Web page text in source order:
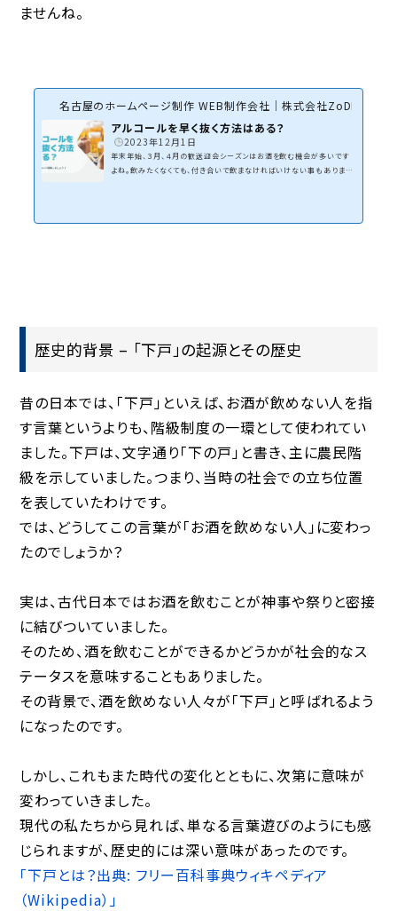
ませんね。
名古屋のホームページ制作 WEB制作会社｜株式会社ZoDDo
アルコールを早く抜く方法はある？
2023年12月1日
年末年始、３月、４月の歓送迎会シーズンはお酒を飲む機会が多いです
よね。飲みたくなくても、付き合いで飲まなければいけない事もありま
めば、飲んだ翌日の二日酔いや、アルコールが体内に残っている気がし
歴史的背景 – 「下戸」の起源とその歴史
昔の日本では、「下戸」といえば、お酒が飲めない人を指
す言葉というよりも、階級制度の一環として使われてい
ました。下戸は、文字通り「下の戸」と書き、主に農民階
級を示していました。つまり、当時の社会での立ち位置
を表していたわけです。
では、どうしてこの言葉が「お酒を飲めない人」に変わっ
たのでしょうか？
実は、古代日本ではお酒を飲むことが神事や祭りと密接
に結びついていました。
そのため、酒を飲むことができるかどうかが社会的なス
テータスを意味することもありました。
その背景で、酒を飲めない人々が「下戸」と呼ばれるよう
になったのです。
しかし、これもまた時代の変化とともに、次第に意味が
変わっていきました。
現代の私たちから見れば、単なる言葉遊びのようにも感
じられますが、歴史的には深い意味があったのです。
「下戸とは？出典: フリー百科事典ウィキペディア
（Wikipedia）」